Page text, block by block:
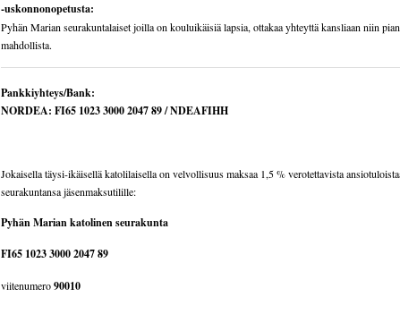
-uskonnonopetusta:
Pyhän Marian seurakuntalaiset joilla on kouluikäisiä lapsia, ottakaa yhteyttä kansliaan niin
mahdollista.
Pankkiyhteys/Bank:
NORDEA: FI65 1023 3000 2047 89 / NDEAFIHH
Jokaisella täysi-ikäisellä katolilaisella on velvollisuus maksaa 1,5 % verotettavista
seurakuntansa jäsenmaksutilille:
Pyhän Marian katolinen seurakunta
FI65 1023 3000 2047 89
viitenumero90010